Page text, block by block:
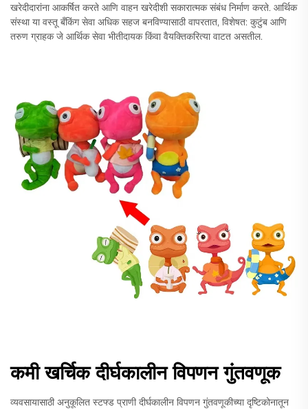
खरेदीदारांना आकर्षित करते आणि वाहन खरेदीशी सकारात्मक संबंध निर्माण करते. आर्थिक
संस्था या वस्तू बँकिंग सेवा अधिक सहज बनविण्यासाठी वापरतात, विशेषत: कुटुंब आणि
तरुण ग्राहक जे आर्थिक सेवा भीतीदायक किंवा वैयक्तिकरित्या वाटत असतील.
कमी खर्चिक दीर्घकालीन विपणन गुंतवणूक
व्यवसायासाठी अनुकूलित स्टफ्ड प्राणी दीर्घकालीन विपणन गुंतवणूकीच्या दृष्टिकोनातून